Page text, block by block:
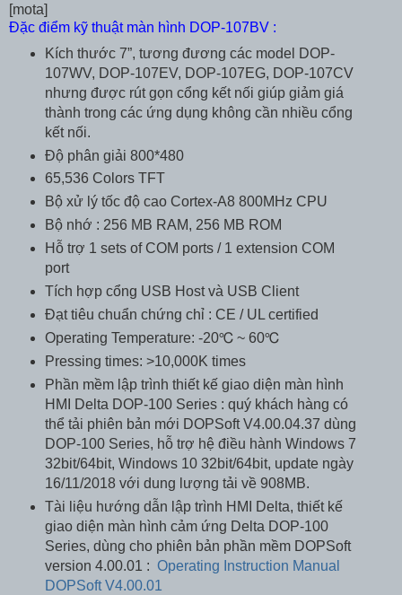
[mota]
Đặc điểm kỹ thuật màn hình DOP-107BV :
Kích thước 7”, tương đương các model DOP-
107WV, DOP-107EV, DOP-107EG, DOP-107CV
nhưng được rút gọn cổng kết nối giúp giảm giá
thành trong các ứng dụng không cần nhiều cổng
kết nối.
Độ phân giải 800*480
65,536 Colors TFT
Bộ xử lý tốc độ cao Cortex-A8 800MHz CPU
Bộ nhớ : 256 MB RAM, 256 MB ROM
Hỗ trợ 1 sets of COM ports / 1 extension COM
port
Tích hợp cổng USB Host và USB Client
Đạt tiêu chuẩn chứng chỉ : CE / UL certified
Operating Temperature: -20℃ ~ 60℃
Pressing times: >10,000K times
Phần mềm lập trình thiết kế giao diện màn hình
HMI Delta DOP-100 Series : quý khách hàng có
thể tải phiên bản mới DOPSoft V4.00.04.37 dùng
DOP-100 Series, hỗ trợ hệ điều hành Windows 7
32bit/64bit, Windows 10 32bit/64bit, update ngày
16/11/2018 với dung lượng tải về 908MB.
Tài liệu hướng dẫn lập trình HMI Delta, thiết kế
giao diện màn hình cảm ứng Delta DOP-100
Series, dùng cho phiên bản phần mềm DOPSoft
version 4.00.01 : Operating Instruction Manual
DOPSoft V4.00.01